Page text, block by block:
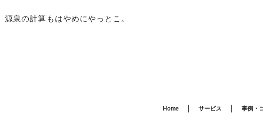
源泉の計算もはやめにやっとこ。
Home サービス 事例・